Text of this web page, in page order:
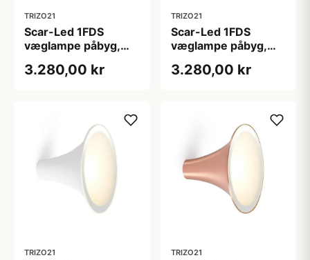
TRIZO21
Scar-Led 1FDS
væglampe påbyg,
3.280,00 kr
TRIZO21
Scar-Led 1FDS
væglampe påbyg,
3.280,00 kr
TRIZO21 TRIZO21